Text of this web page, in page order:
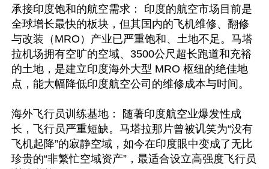
承接印度饱和的航空需求： 印度的航空市场目前是
全球增长最快的板块，但其国内的飞机维修、翻修
与改装（MRO）产业已严重饱和、土地不足。马塔
拉机场拥有空旷的空域、3500公尺超长跑道和充裕
的土地，是建立印度海外大型 MRO 枢纽的绝佳地
点，能大幅降低印度航空公司的维修成本与时间。
海外飞行员训练基地： 随著印度航空业爆发性成
长，飞行员严重短缺。马塔拉那片曾被讥笑为“没有
飞机起降”的寂静空域，如今在印度眼中变成了无比
珍贵的“非繁忙空域资产”，最适合设立高强度飞行员